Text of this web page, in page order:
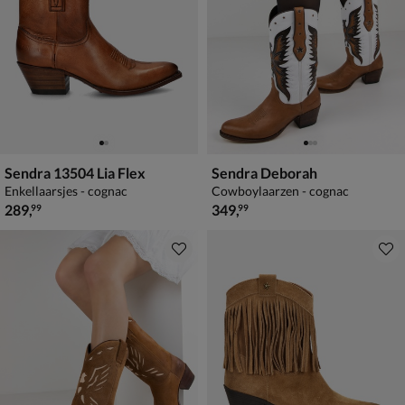
Sendra 13504 Lia Flex
Enkellaarsjes - cognac
€ 289,99
289,99
Sendra Deborah
Cowboylaarzen - cognac
€ 349,99
349,99